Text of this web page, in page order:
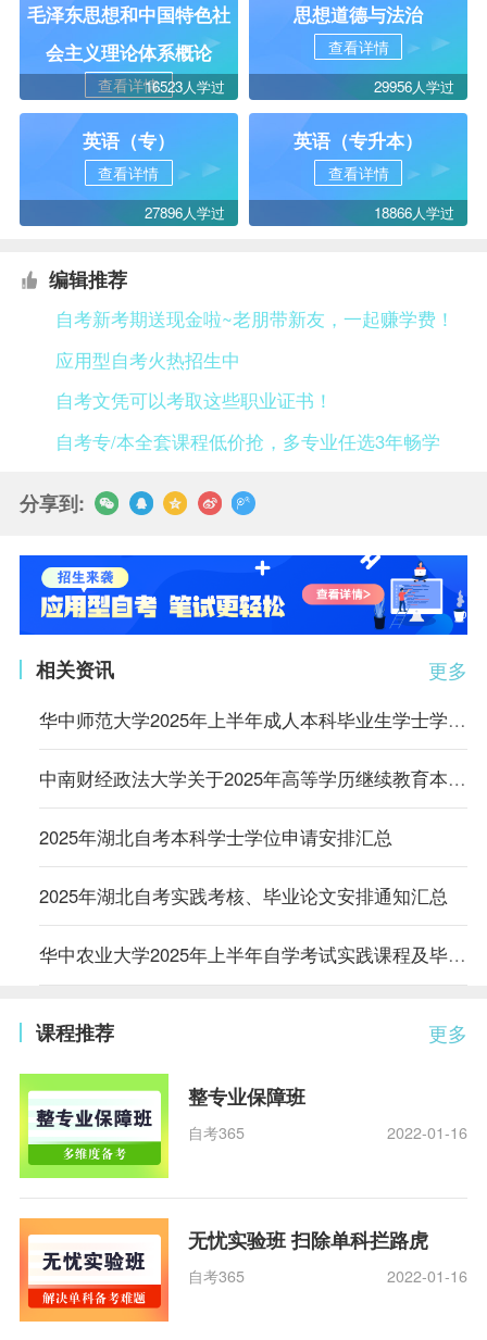
毛泽东思想和中国特色社
会主义理论体系概论
查看详情16523人学过
思想道德与法治
查看详情
29956人学过
英语（专）
查看详情
27896人学过
英语（专升本）
查看详情
18866人学过
编辑推荐
自考新考期送现金啦~老朋带新友，一起赚学费！
应用型自考火热招生中
自考文凭可以考取这些职业证书！
自考专/本全套课程低价抢，多专业任选3年畅学
分享到:
更多
相关资讯
华中师范大学2025年上半年成人本科毕业生学士学位申请工作的通知
中南财经政法大学关于2025年高等学历继续教育本科生学士学位外语考试成绩公布的通知
2025年湖北自考本科学士学位申请安排汇总
2025年湖北自考实践考核、毕业论文安排通知汇总
华中农业大学2025年上半年自学考试实践课程及毕业论文考核安排的通知
更多
课程推荐
整专业保障班
自考365 2022-01-16
无忧实验班 扫除单科拦路虎
自考365 2022-01-16